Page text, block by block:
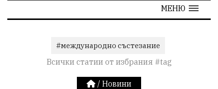
МЕНЮ
#международно състезание
Всички статии от избрания #tag
/ Новини